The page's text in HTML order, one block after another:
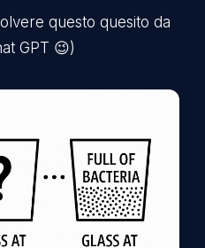
questo quesito da
GPT 😉)